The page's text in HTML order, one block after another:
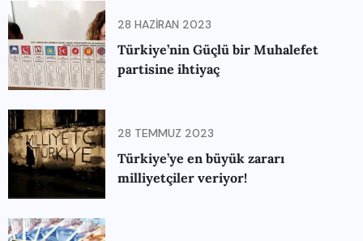
28 HAZIRAN 2023
Türkiye’nin Güçlü bir Muhalefet
partisine ihtiyaç
28 TEMMUZ 2023
Türkiye’ye en büyük zararı
milliyetçiler veriyor!